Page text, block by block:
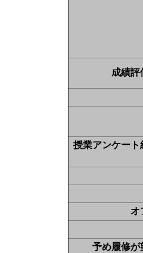
成績評
授業アンケート
オ
予め履修が